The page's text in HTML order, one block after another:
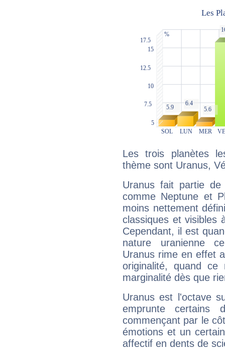
Les trois planètes
thème sont Uranus,
Uranus fait partie
comme Neptune et
moins nettement
classiques et visibles
Cependant, il est
nature uranienne
Uranus rime en effet
originalité, quand ce
marginalité dès que
Uranus est l'octave
emprunte
commençant par le
émotions et un
affectif en dents de